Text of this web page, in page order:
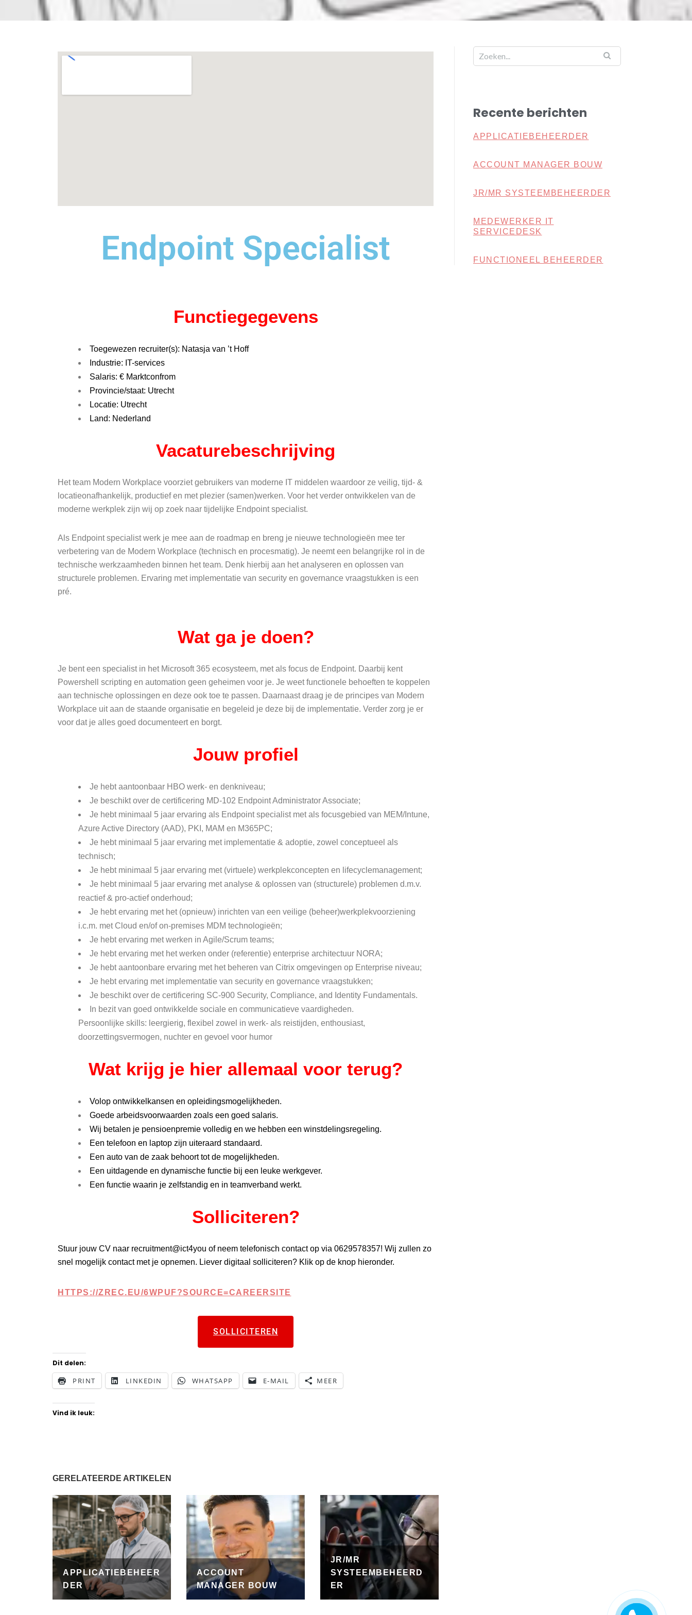
Endpoint Specialist
Functiegegevens
Toegewezen recruiter(s): Natasja van ’t Hoff
Industrie: IT-services
Salaris: € Marktconfrom
Provincie/staat: Utrecht
Locatie: Utrecht
Land: Nederland
Vacaturebeschrijving
Het team Modern Workplace voorziet gebruikers van moderne IT middelen waardoor ze veilig, tijd- &
locatieonafhankelijk, productief en met plezier (samen)werken. Voor het verder ontwikkelen van de
moderne werkplek zijn wij op zoek naar tijdelijke Endpoint specialist.
Als Endpoint specialist werk je mee aan de roadmap en breng je nieuwe technologieën mee ter
verbetering van de Modern Workplace (technisch en procesmatig). Je neemt een belangrijke rol in de
technische werkzaamheden binnen het team. Denk hierbij aan het analyseren en oplossen van
structurele problemen. Ervaring met implementatie van security en governance vraagstukken is een
pré.
Wat ga je doen?
Je bent een specialist in het Microsoft 365 ecosysteem, met als focus de Endpoint. Daarbij kent
Powershell scripting en automation geen geheimen voor je. Je weet functionele behoeften te koppelen
aan technische oplossingen en deze ook toe te passen. Daarnaast draag je de principes van Modern
Workplace uit aan de staande organisatie en begeleid je deze bij de implementatie. Verder zorg je er
voor dat je alles goed documenteert en borgt.
Jouw profiel
Je hebt aantoonbaar HBO werk- en denkniveau;
Je beschikt over de certificering MD-102 Endpoint Administrator Associate;
Je hebt minimaal 5 jaar ervaring als Endpoint specialist met als focusgebied van MEM/Intune,
Azure Active Directory (AAD), PKI, MAM en M365PC;
Je hebt minimaal 5 jaar ervaring met implementatie & adoptie, zowel conceptueel als
technisch;
Je hebt minimaal 5 jaar ervaring met (virtuele) werkplekconcepten en lifecyclemanagement;
Je hebt minimaal 5 jaar ervaring met analyse & oplossen van (structurele) problemen d.m.v.
reactief & pro-actief onderhoud;
Je hebt ervaring met het (opnieuw) inrichten van een veilige (beheer)werkplekvoorziening
i.c.m. met Cloud en/of on-premises MDM technologieën;
Je hebt ervaring met werken in Agile/Scrum teams;
Je hebt ervaring met het werken onder (referentie) enterprise architectuur NORA;
Je hebt aantoonbare ervaring met het beheren van Citrix omgevingen op Enterprise niveau;
Je hebt ervaring met implementatie van security en governance vraagstukken;
Je beschikt over de certificering SC-900 Security, Compliance, and Identity Fundamentals.
In bezit van goed ontwikkelde sociale en communicatieve vaardigheden.
Persoonlijke skills: leergierig, flexibel zowel in werk- als reistijden, enthousiast,
doorzettingsvermogen, nuchter en gevoel voor humor
Wat krijg je hier allemaal voor terug?
Volop ontwikkelkansen en opleidingsmogelijkheden.
Goede arbeidsvoorwaarden zoals een goed salaris.
Wij betalen je pensioenpremie volledig en we hebben een winstdelingsregeling.
Een telefoon en laptop zijn uiteraard standaard.
Een auto van de zaak behoort tot de mogelijkheden.
Een uitdagende en dynamische functie bij een leuke werkgever.
Een functie waarin je zelfstandig en in teamverband werkt.
Solliciteren?
Stuur jouw CV naar recruitment@ict4you of neem telefonisch contact op via 0629578357! Wij zullen zo
snel mogelijk contact met je opnemen. Liever digitaal solliciteren? Klik op de knop hieronder.
HTTPS://ZREC.EU/6WPUF?SOURCE=CAREERSITE
SOLLICITEREN
Dit delen:
PRINT LINKEDIN WHATSAPP E-MAIL MEER
Vind ik leuk:
GERELATEERDE ARTIKELEN
APPLICATIEBEHEER
DER
ACCOUNT
MANAGER BOUW
JR/MR
SYSTEEMBEHEERD
ER
Recente berichten
APPLICATIEBEHEERDER
ACCOUNT MANAGER BOUW
JR/MR SYSTEEMBEHEERDER
MEDEWERKER IT
SERVICEDESK
FUNCTIONEEL BEHEERDER